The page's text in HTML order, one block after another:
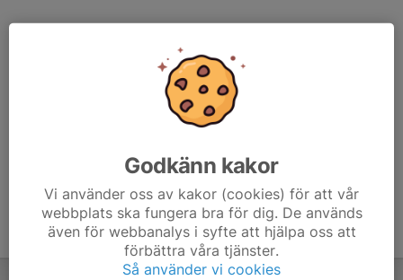
Godkänn kakor
Vi använder oss av kakor (cookies) för att vår
webbplats ska fungera bra för dig. De används
även för webbanalys i syfte att hjälpa oss att
förbättra våra tjänster.
Så använder vi cookies